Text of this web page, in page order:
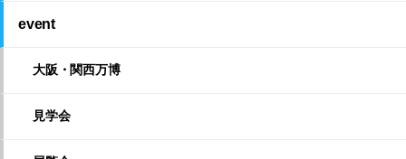
event
大阪・関西万博
見学会